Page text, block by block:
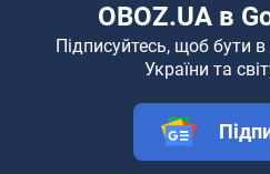
OBOZ.UA в
Підписуйтесь, щоб бути в
України та